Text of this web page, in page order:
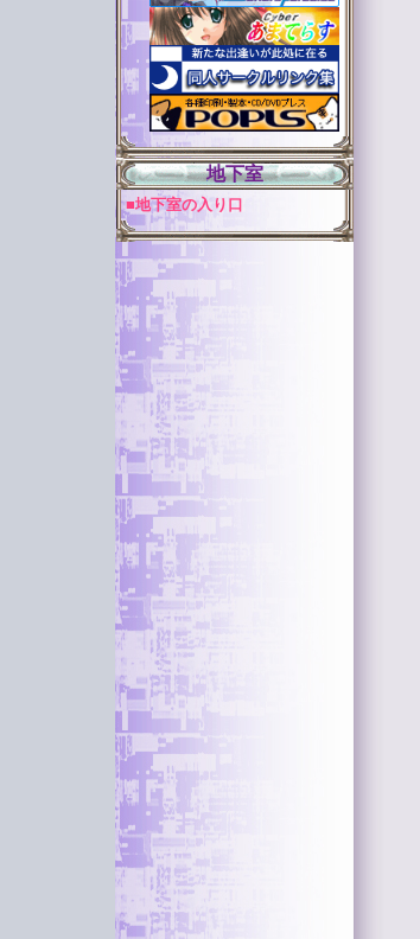
地下室
■地下室の入り口